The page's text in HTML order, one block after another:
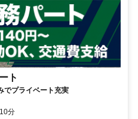
ト
でプライベート充実
分